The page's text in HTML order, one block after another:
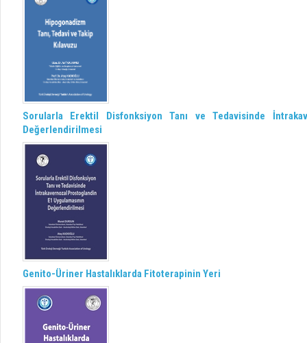
Sorularla Erektil Disfonksiyon Tanı ve Tedavisinde
Değerlendirilmesi
Genito-Üriner Hastalıklarda Fitoterapinin Yeri